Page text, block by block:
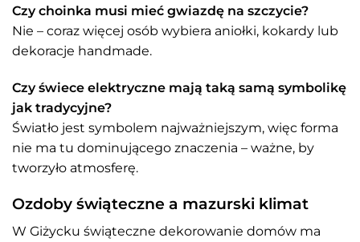
Czy choinka musi mieć gwiazdę na szczycie?
Nie – coraz więcej osób wybiera aniołki, kokardy lub
dekoracje handmade.
Czy świece elektryczne mają taką samą symbolikę
jak tradycyjne?
Światło jest symbolem najważniejszym, więc forma
nie ma tu dominującego znaczenia – ważne, by
tworzyło atmosferę.
Ozdoby świąteczne a mazurski klimat
W Giżycku świąteczne dekorowanie domów ma